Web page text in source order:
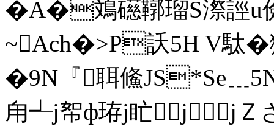
�A�鳼礠鞹瑠S漈誙u
~Ach�>P訞5H V駄�
�9N『聑鯈
甪┵j帤ф珔j盳╁jjＺざ